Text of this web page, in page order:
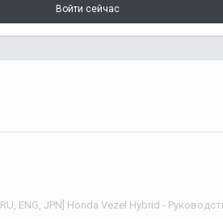
Войти сейчас
[RU, ENG, JPN] Honda Vezel Hybrid -